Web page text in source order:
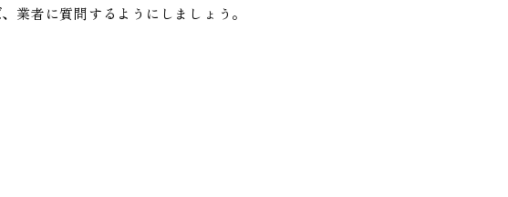
業者に質問するようにしましょう。